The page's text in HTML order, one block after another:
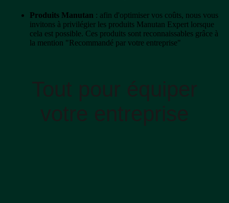
Produits Manutan : afin d'optimiser vos coûts, nous vous
invitons à privilégier les produits Manutan Expert lorsque
cela est possible. Ces produits sont reconnaissables grâce à
la mention "Recommandé par votre entreprise"
Tout pour équiper
votre entreprise